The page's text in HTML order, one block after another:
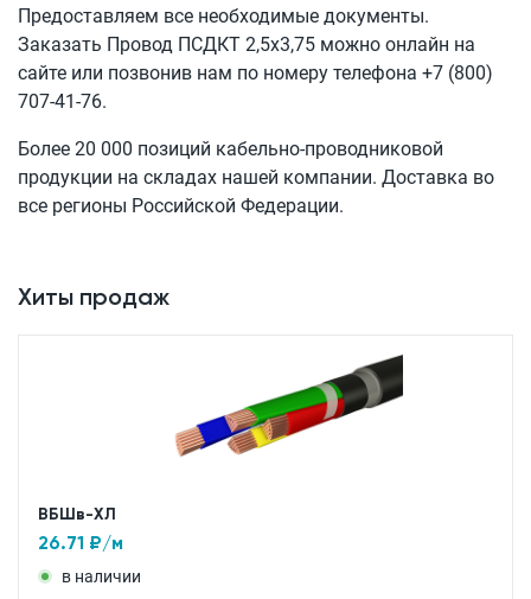
Предоставляем все необходимые документы.
Заказать Провод ПСДКТ 2,5x3,75 можно онлайн на
сайте или позвонив нам по номеру телефона +7 (800)
707-41-76.
Более 20 000 позиций кабельно-проводниковой
продукции на складах нашей компании. Доставка во
все регионы Российской Федерации.
Хиты продаж
ВБШв-ХЛ
26.71 ₽/м
в наличии